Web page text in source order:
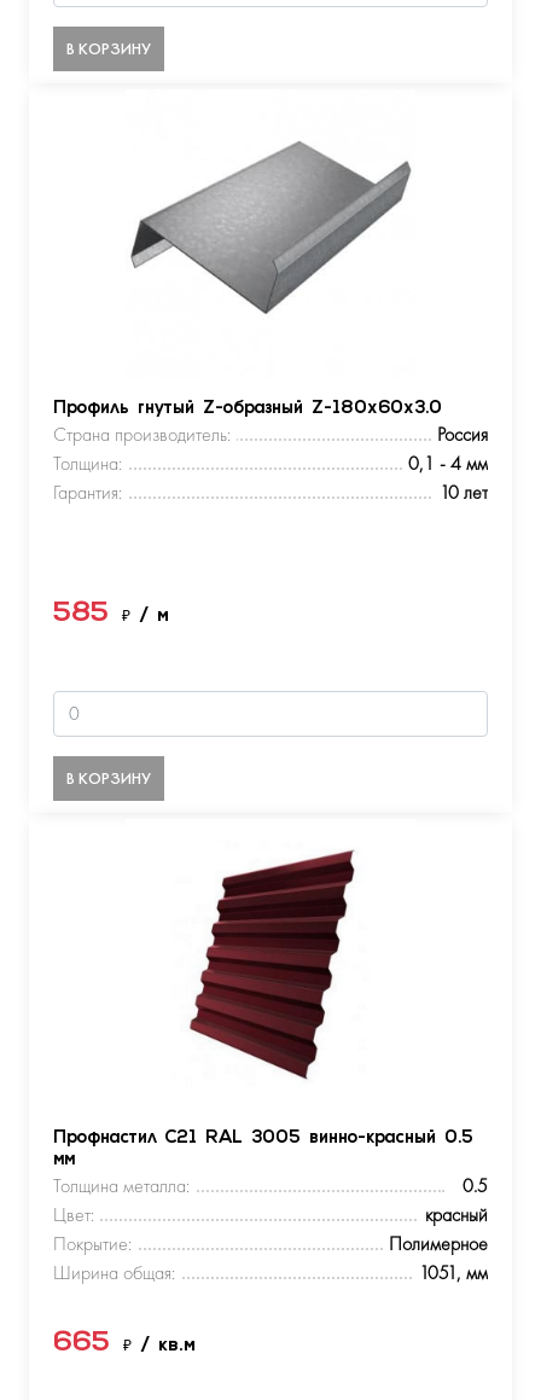
В КОРЗИНУ
Профиль гнутый Z-образный Z-180х60х3.0
Страна производитель:
Россия
Толщина:
0,1 - 4 мм
Гарантия:
10 лет
585 ₽ / м
В КОРЗИНУ
Профнастил С21 RAL 3005 винно-красный 0.5
мм
Толщина металла:
0.5
Цвет:
красный
Покрытие:
Полимерное
Ширина общая:
1051, мм
665 ₽ / кв.м